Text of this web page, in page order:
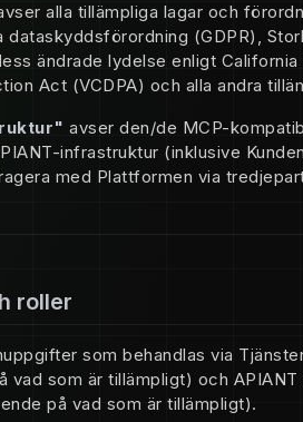
alla tillämpliga lagar och
dataskyddsförordning (GDPR),
ändrade lydelse enligt
Act (VCDPA) och alla andra
avser den/de MCP-
infrastruktur (inklusive
med Plattformen via
roller
som behandlas via
vad som är tillämpligt) och
på vad som är tillämpligt).